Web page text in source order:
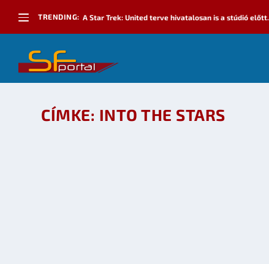
TRENDING: A Star Trek: United terve hivatalosan is a stúdió előtt...
CÍMKE: INTO THE STARS